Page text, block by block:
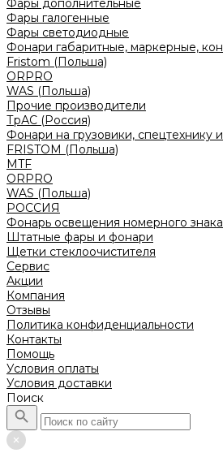
Фары дополнительные
Фары галогенные
Фары светодиодные
Фонари габаритные, маркерные,
Fristom (Польша)
ORPRO
WAS (Польша)
Прочие производители
ТрАС (Россия)
Фонари на грузовики, спецтехнику
FRISTOM (Польша)
MTF
ORPRO
WAS (Польша)
РОССИЯ
Фонарь освещения номерного знака
Штатные фары и фонари
Щетки стеклоочистителя
Сервис
Акции
Компания
Отзывы
Политика конфиденциальности
Контакты
Помощь
Условия оплаты
Условия доставки
Поиск